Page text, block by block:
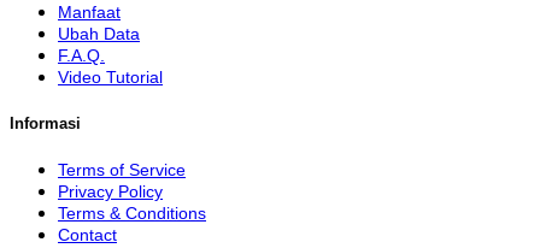
Manfaat
Ubah Data
F.A.Q.
Video Tutorial
Informasi
Terms of Service
Privacy Policy
Terms & Conditions
Contact